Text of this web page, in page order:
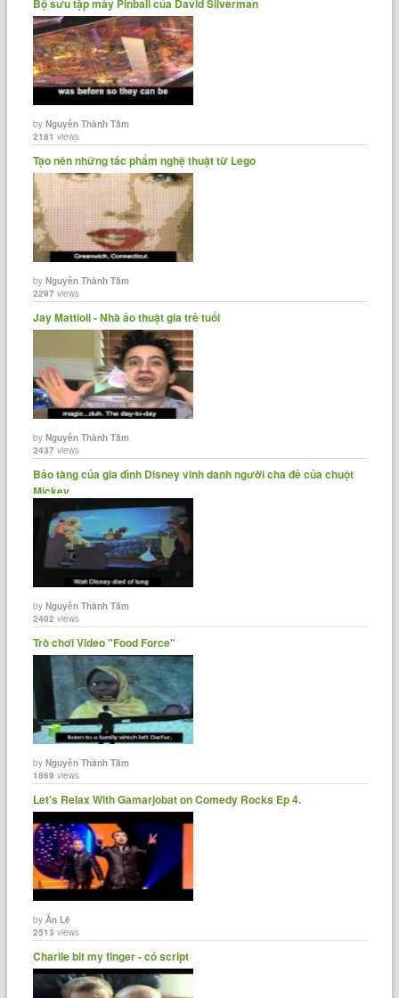
byNguyễn Thành Tâm
2181 views
Tạo nên những tác phẩm nghệ thuật từ Lego
byNguyễn Thành Tâm
2297 views
Jay Mattioli - Nhà ảo thuật gia trẻ tuổi
byNguyễn Thành Tâm
2437 views
Bảo tàng của gia đình Disney vinh danh người cha đẻ của chuột
Mickey.
byNguyễn Thành Tâm
2402 views
Trò chơi Video "Food Force"
byNguyễn Thành Tâm
1869 views
Let's Relax With Gamarjobat on Comedy Rocks Ep 4.
byẨn Lê
2513 views
Charlie bit my finger - có script